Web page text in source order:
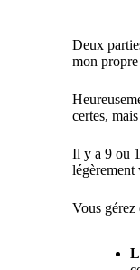
Deux
mon
certes,
Il y a 9 ou
légèrement
Vous gérez